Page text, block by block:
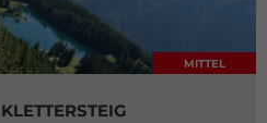
MITTEL